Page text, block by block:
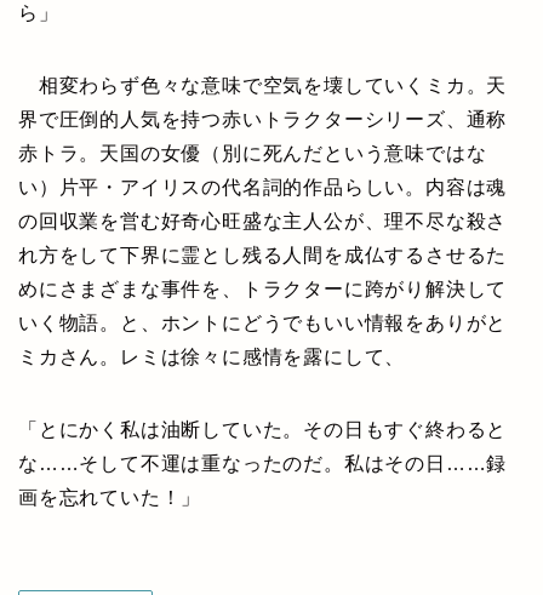
ら」
相変わらず色々な意味で空気を壊していくミカ。天
界で圧倒的人気を持つ赤いトラクターシリーズ、通称
赤トラ。天国の女優（別に死んだという意味ではな
い）片平・アイリスの代名詞的作品らしい。内容は魂
の回収業を営む好奇心旺盛な主人公が、理不尽な殺さ
れ方をして下界に霊とし残る人間を成仏するさせるた
めにさまざまな事件を、トラクターに跨がり解決して
いく物語。と、ホントにどうでもいい情報をありがと
ミカさん。レミは徐々に感情を露にして、
「とにかく私は油断していた。その日もすぐ終わると
な……そして不運は重なったのだ。私はその日……録
画を忘れていた！」